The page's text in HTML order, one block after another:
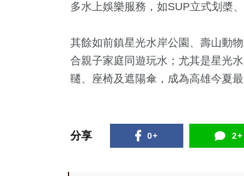
多水上娛樂服務，如SUP立式划槳
其餘如前鎮星光水岸公園、壽山動
合親子家庭同遊玩水；尤其是星光
韆、座椅及遮陽傘，成為高雄今夏
分享 0+ 2+